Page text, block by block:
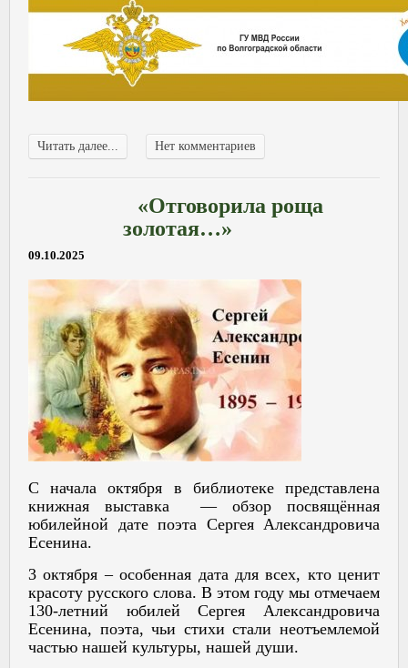
Читать далее... Нет комментариев
«Отговорила роща
золотая…»
09.10.2025
С начала октября в библиотеке представлена
книжная выставка — обзор посвящённая
юбилейной дате поэта Сергея Александровича
Есенина.
3 октября – особенная дата для всех, кто ценит
красоту русского слова. В этом году мы отмечаем
130-летний юбилей Сергея Александровича
Есенина, поэта, чьи стихи стали неотъемлемой
частью нашей культуры, нашей души.